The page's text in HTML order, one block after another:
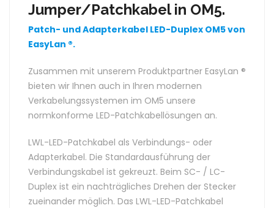
Jumper/Patchkabel in OM5.
Patch- und Adapterkabel LED-Duplex OM5 von
EasyLan ®.
Zusammen mit unserem Produktpartner EasyLan ®
bieten wir Ihnen auch in Ihren modernen
Verkabelungssystemen im OM5 unsere
normkonforme LED-Patchkabellösungen an.
LWL-LED-Patchkabel als Verbindungs- oder
Adapterkabel. Die Standardausführung der
Verbindungskabel ist gekreuzt. Beim SC- / LC-
Duplex ist ein nachträgliches Drehen der Stecker
zueinander möglich. Das LWL-LED-Patchkabel